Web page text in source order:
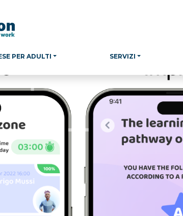
PER ADULTI SERVIZI